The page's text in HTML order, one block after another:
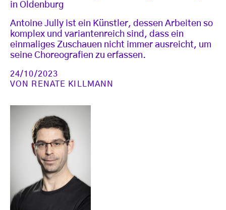
in Oldenburg
Antoine Jully ist ein Künstler, dessen Arbeiten so
komplex und variantenreich sind, dass ein
einmaliges Zuschauen nicht immer ausreicht, um
seine Choreografien zu erfassen.
24/10/2023
VON
RENATE KILLMANN